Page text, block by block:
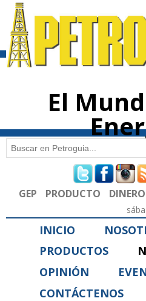
contenido
El
Formulario de
Buscar
GEP PRODUCTO DINERO
INICIO
PRODUCTOS
OPINIÓN
CONTÁCTENOS